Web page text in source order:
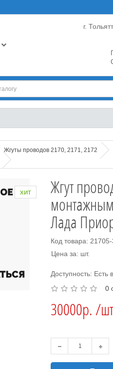
г.
Жгуты проводов 2170, 2171, 2172
хит
Жгут
Лада
Код товара:
Цена за: шт.
Доступность: Есть
0
30000р. /